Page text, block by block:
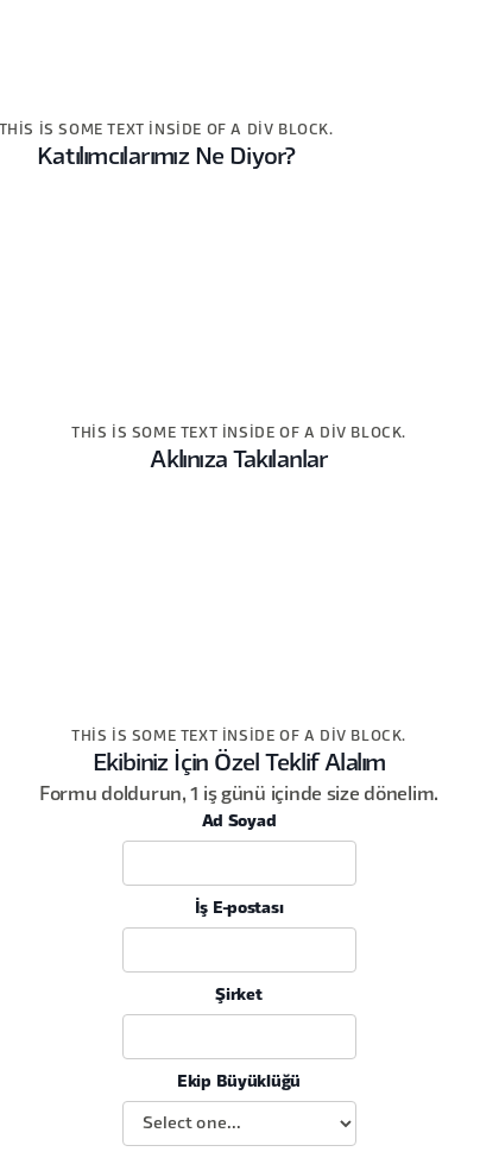
THIS IS SOME TEXT INSIDE OF A DIV BLOCK.
Katılımcılarımız Ne Diyor?
THIS IS SOME TEXT INSIDE OF A DIV BLOCK.
Aklınıza Takılanlar
THIS IS SOME TEXT INSIDE OF A DIV BLOCK.
Ekibiniz İçin Özel Teklif Alalım
Formu doldurun, 1 iş günü içinde size dönelim.
Ad Soyad
İş E-postası
Şirket
Ekip Büyüklüğü